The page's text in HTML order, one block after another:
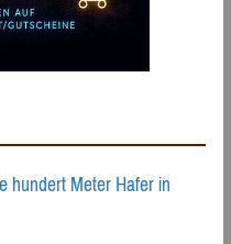
hundert Meter Hafer in